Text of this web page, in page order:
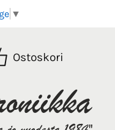
▼
Ostoskori